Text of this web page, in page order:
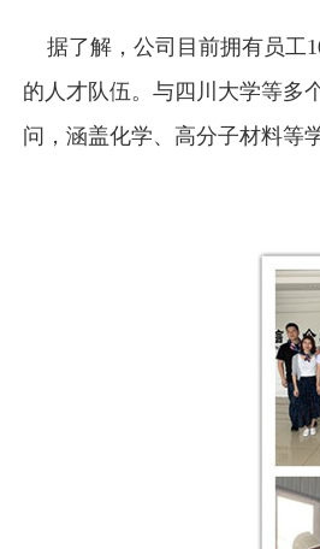
据了解，公司目前拥有员工
的人才队伍。与四川大学等多
问，涵盖化学、高分子材料等